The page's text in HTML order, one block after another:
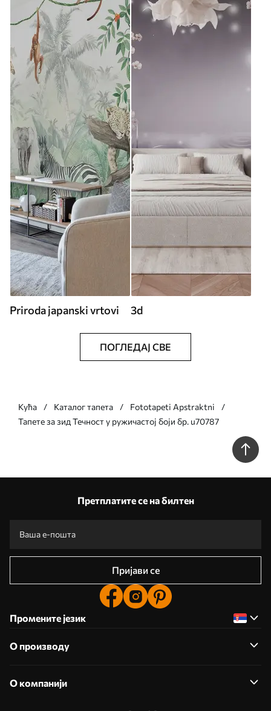
Priroda japanski vrtovi 3d
ПОГЛЕДАЈ СВЕ
Кућа Каталог тапета
Fototapeti Apstraktni
Тапете за зид Течност у ружичастој боји бр. u70787
Претплатите се на билтен
Пријави се
Промените језик
О производу
О компанији